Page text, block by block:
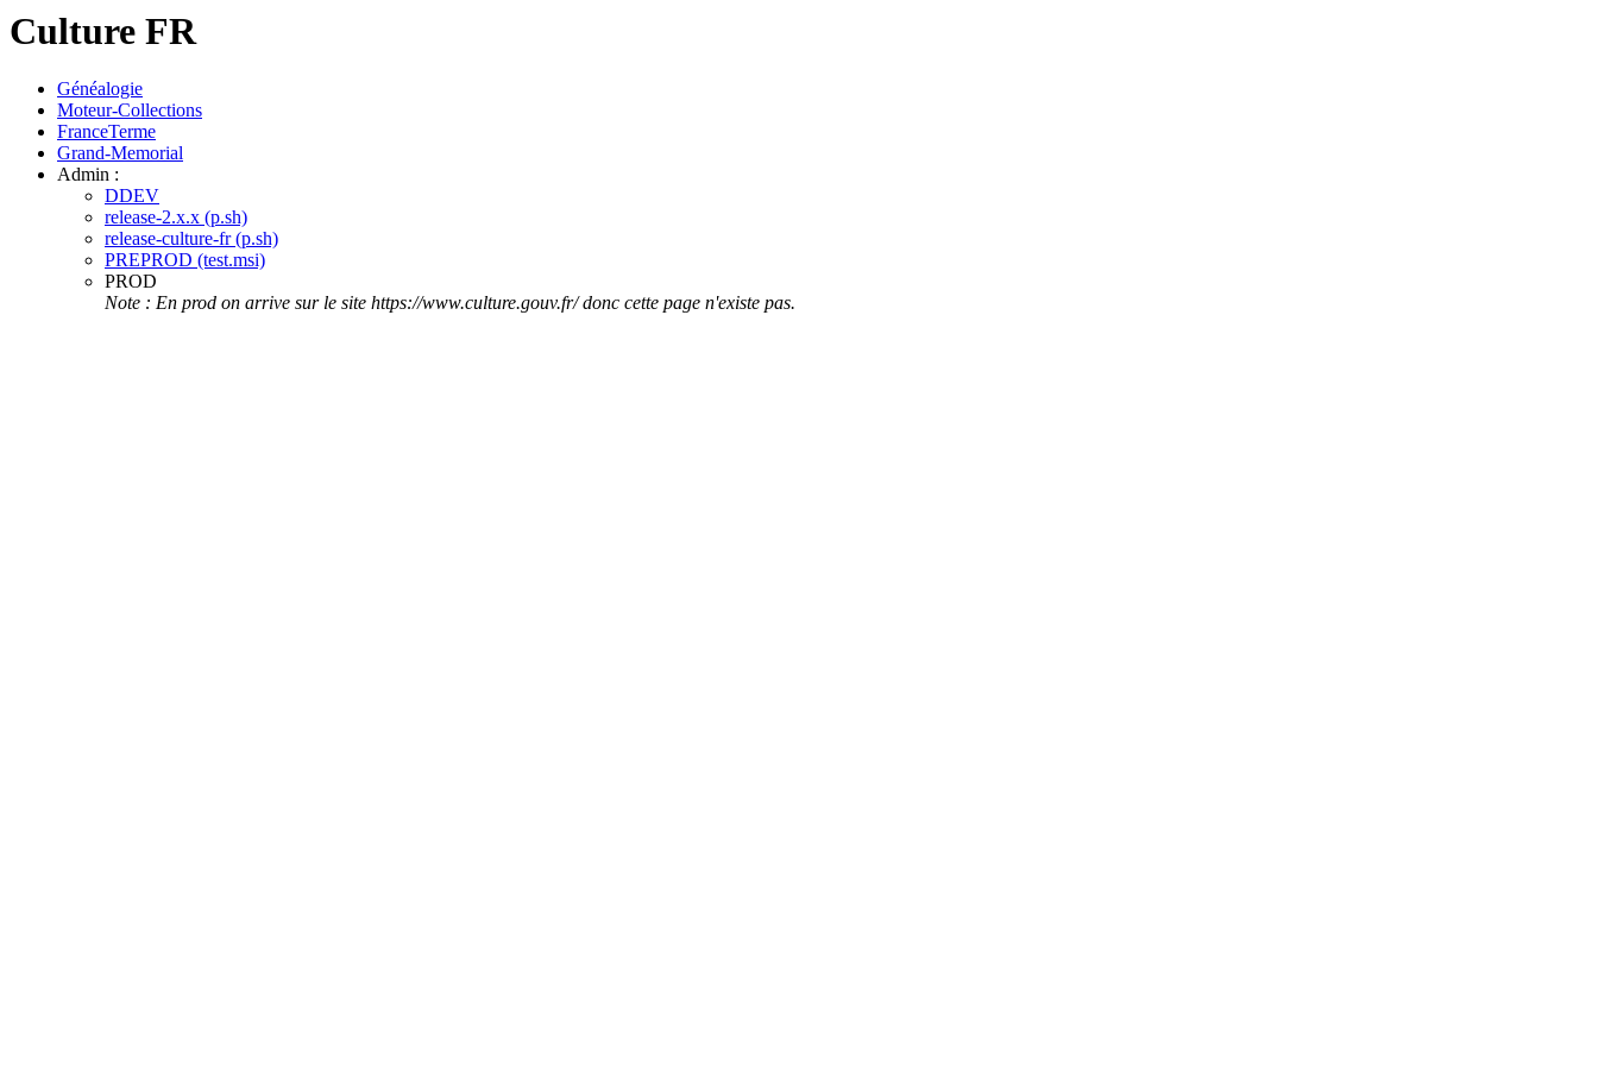
Culture FR
Généalogie
Moteur-Collections
FranceTerme
Grand-Memorial
Admin :
DDEV
release-2.x.x (p.sh)
release-culture-fr (p.sh)
PREPROD (test.msi)
PROD
Note : En prod on arrive sur le site https://www.culture.gouv.fr/ donc cette page n'existe pas.